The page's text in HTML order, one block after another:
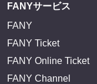
FANYサービス
FANY
FANY Ticket
FANY Online Ticket
FANY Channel